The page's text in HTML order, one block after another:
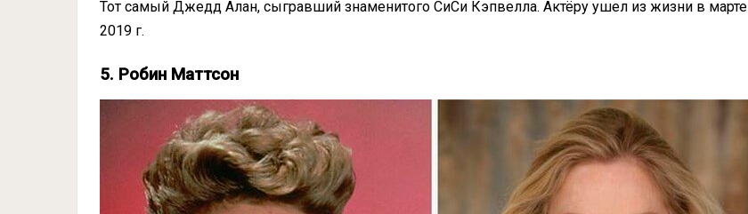
Тот самый Джедд Алан, сыгравший знаменитого СиСи Кэпвелла. Актёру ушел из жизни в марте
2019 г.
5. Робин Маттсон